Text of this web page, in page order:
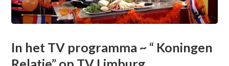
In het TV programma ~ “ Koningen